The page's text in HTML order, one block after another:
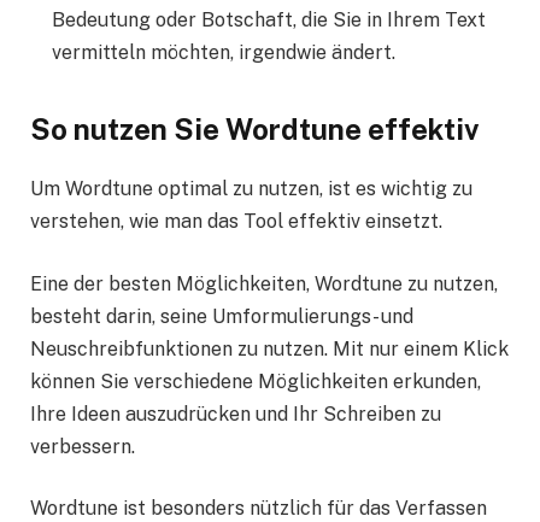
Bedeutung oder Botschaft, die Sie in Ihrem Text
vermitteln möchten, irgendwie ändert.
So nutzen Sie Wordtune effektiv
Um Wordtune optimal zu nutzen, ist es wichtig zu
verstehen, wie man das Tool effektiv einsetzt.
Eine der besten Möglichkeiten, Wordtune zu nutzen,
besteht darin, seine Umformulierungs- und
Neuschreibfunktionen zu nutzen. Mit nur einem Klick
können Sie verschiedene Möglichkeiten erkunden,
Ihre Ideen auszudrücken und Ihr Schreiben zu
verbessern.
Wordtune ist besonders nützlich für das Verfassen